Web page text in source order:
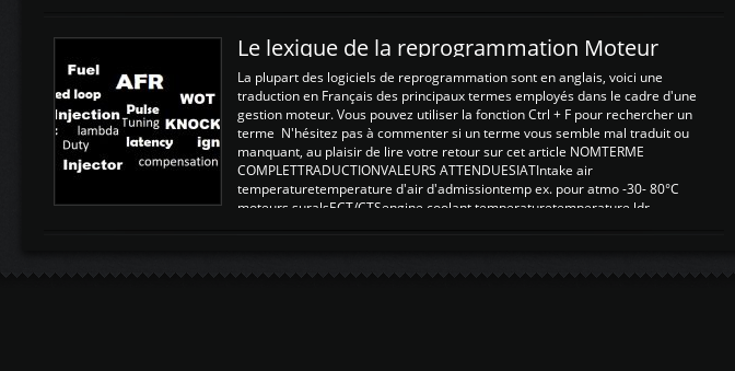
Le lexique de la reprogrammation Moteur
La plupart des logiciels de reprogrammation sont en anglais, voici une
traduction en Français des principaux termes employés dans le cadre d'une
gestion moteur. Vous pouvez utiliser la fonction Ctrl + F pour rechercher un
terme N'hésitez pas à commenter si un terme vous semble mal traduit ou
manquant, au plaisir de lire votre retour sur cet article NOMTERME
COMPLETTRADUCTIONVALEURS ATTENDUESIATIntake air
temperaturetemperature d'air d'admissiontemp ex. pour atmo -30- 80°C
moteurs suralsECT/CTSengine coolant temperaturetemperature ldr